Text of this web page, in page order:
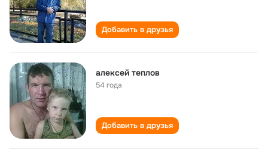
Добавить в друзья
алексей теплов
54 года
Добавить в друзья